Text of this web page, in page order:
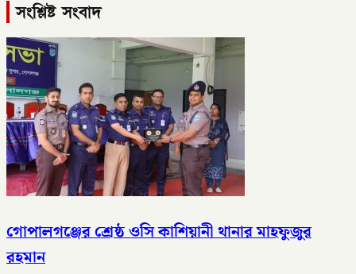
সংশ্লিষ্ট সংবাদ
গোপালগঞ্জের শ্রেষ্ঠ ওসি কাশিয়ানী থানার মাহফুজুর
রহমান